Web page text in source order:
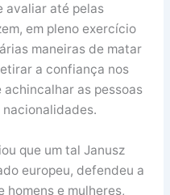
avaliar até pelas
em pleno exercício
maneiras de matar
a confiança nos
as pessoas
que um tal Janusz
europeu, defendeu a
e mulheres,